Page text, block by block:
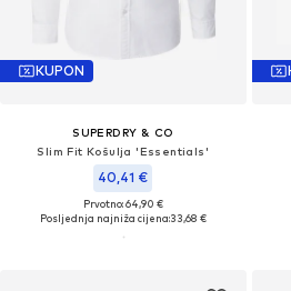
KUPON
SUPERDRY & CO
Slim Fit Košulja 'Essentials'
40,41 €
Prvotno: 64,90 €
Posljednja najniža cijena:33,68 €